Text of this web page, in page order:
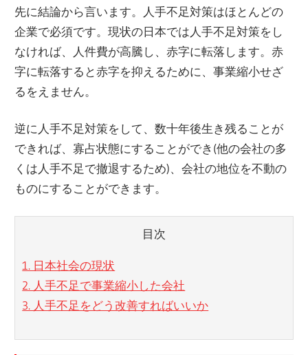
先に結論から言います。人手不足対策はほとんどの
企業で必須です。現状の日本では人手不足対策をし
なければ、人件費が高騰し、赤字に転落します。赤
字に転落すると赤字を抑えるために、事業縮小せざ
るをえません。
逆に人手不足対策をして、数十年後生き残ることが
できれば、寡占状態にすることができ(他の会社の多
くは人手不足で撤退するため)、会社の地位を不動の
ものにすることができます。
目次
1. 日本社会の現状
2. 人手不足で事業縮小した会社
3. 人手不足をどう改善すればいいか